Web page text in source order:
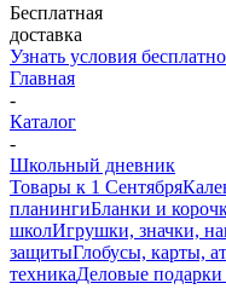
Бесплатная
доставка
Узнать условия
Главная
-
Каталог
-
Школьный дневник
Товары к 1 Сентября
планингиБланки и
школИгрушки, значки,
защитыГлобусы, карты,
техникаДеловые